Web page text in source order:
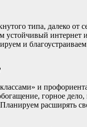
типа, далеко от
устойчивый
и
и
горное дело,
расширять